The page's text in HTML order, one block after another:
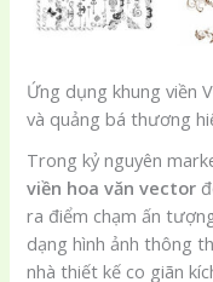
Ứng dụng khung viền
và quảng bá thương
Trong kỷ nguyên
viền hoa văn vector
ra điểm chạm ấn
dạng hình ảnh thông
nhà thiết kế co giãn